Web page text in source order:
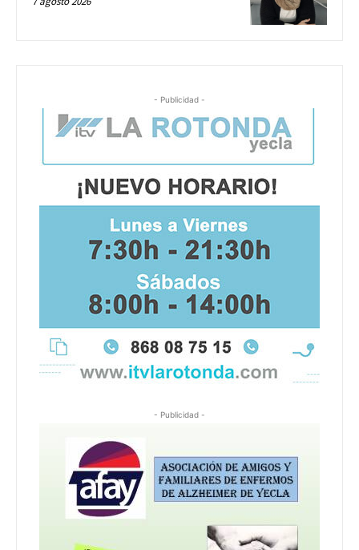
- Publicidad -
- Publicidad -